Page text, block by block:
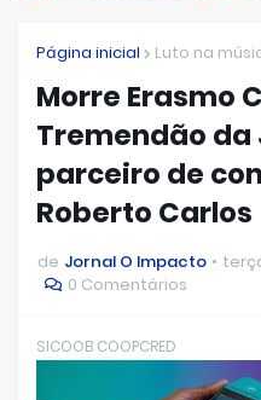
Página inicial Luto na
Morre Erasmo
Tremendão da
parceiro de
Roberto Carlos
de Jornal O Impacto
0 Comentários
SICOOB COOPCRED